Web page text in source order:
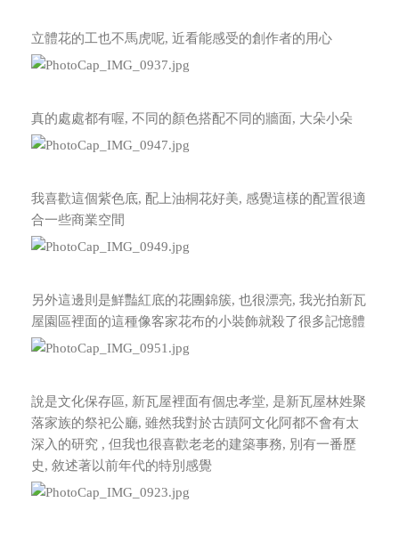
立體花的工也不馬虎呢, 近看能感受的創作者的用心
真的處處都有喔, 不同的顏色搭配不同的牆面, 大朵小朵
我喜歡這個紫色底, 配上油桐花好美, 感覺這樣的配置很適
合一些商業空間
另外這邊則是鮮豔紅底的花團錦簇, 也很漂亮, 我光拍新瓦
屋園區裡面的這種像客家花布的小裝飾就殺了很多記憶體
說是文化保存區, 新瓦屋裡面有個忠孝堂, 是新瓦屋林姓聚
落家族的祭祀公廳, 雖然我對於古蹟阿文化阿都不會有太
深入的研究 , 但我也很喜歡老老的建築事務, 別有一番歷
史, 敘述著以前年代的特別感覺